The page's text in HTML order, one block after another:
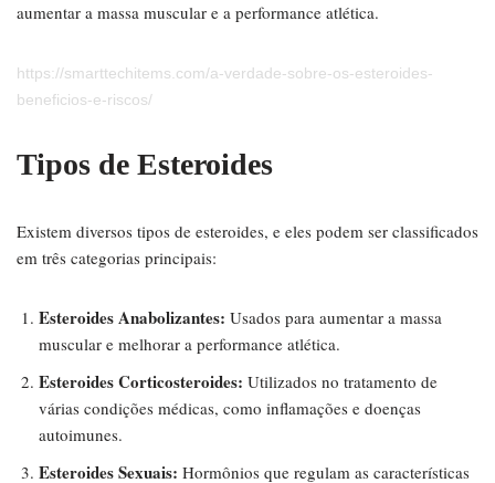
aumentar a massa muscular e a performance atlética.
https://smarttechitems.com/a-verdade-sobre-os-esteroides-
beneficios-e-riscos/
Tipos de Esteroides
Existem diversos tipos de esteroides, e eles podem ser classificados
em três categorias principais:
Esteroides Anabolizantes: Usados para aumentar a massa
muscular e melhorar a performance atlética.
Esteroides Corticosteroides: Utilizados no tratamento de
várias condições médicas, como inflamações e doenças
autoimunes.
Esteroides Sexuais: Hormônios que regulam as características